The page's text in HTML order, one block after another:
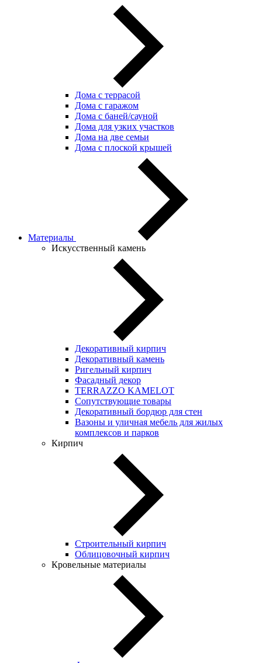
Дома с террасой
Дома с гаражом
Дома с баней/сауной
Дома для узких участков
Дома на две семьи
Дома с плоской крышей
Материалы
Искусственный камень
Декоративный кирпич
Декоративный камень
Ригельный кирпич
Фасадный декор
TERRAZZO KAMELOT
Сопутствующие товары
Декоративный бордюр для стен
Вазоны и уличная мебель для жилых
комплексов и парков
Кирпич
Строительный кирпич
Облицовочный кирпич
Кровельные материалы